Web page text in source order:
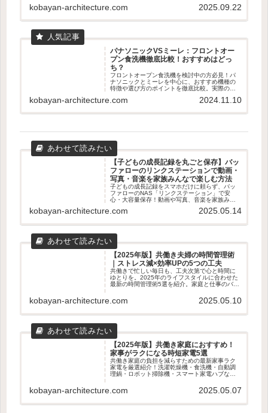
しない選び方とおすすめを徹底解説します✨
kobayan-architecture.com 2025.09.22
パナソニックVSミーレ：フロントオー
プン食洗機徹底比較！おすすめはどっ
ち？
フロントオープン食洗機を検討中の方必見！パ
ナソニックとミーレを中心に、おすすめ機種の
特徴や選び方のポイントを徹底比較。実際のユ
びをサポートします。容量、乾燥機能、使いや
kobayan-architecture.com 2024.11.10
【子どもの成長記録を丸ごと保存】バッ
ファローのリンクステーションで動画・
写真・音楽を家族みんなで楽しむ方法
子どもの成長記録をスマホだけに頼らず、バッ
ファローのNAS「リンクステーション」で安
心・大容量保存！動画や写真、音楽を家族みん
なで楽しむための使い方やメリット・デメリッ
トをわかりやすく解説します。
kobayan-architecture.com 2025.05.14
【2025年版】共働き夫婦の時間管理術
｜ストレス減×効率UPの5つの工夫
共働きで忙しい毎日も、工夫次第で心と時間に
ゆとりを。2025年のライフスタイルに合わせた
最新の時間管理術5選を紹介。家庭と仕事のバラ
kobayan-architecture.com 2025.05.10
【2025年版】共働き家庭におすすめ！
家事がラクになる時短家電5選
共働き家庭の負担を減らすための最新家事ラク
家電を厳選紹介！洗濯乾燥機・食洗機・自動調
理鍋・ロボット掃除機・スマート家電ハブな
kobayan-architecture.com 2025.05.07